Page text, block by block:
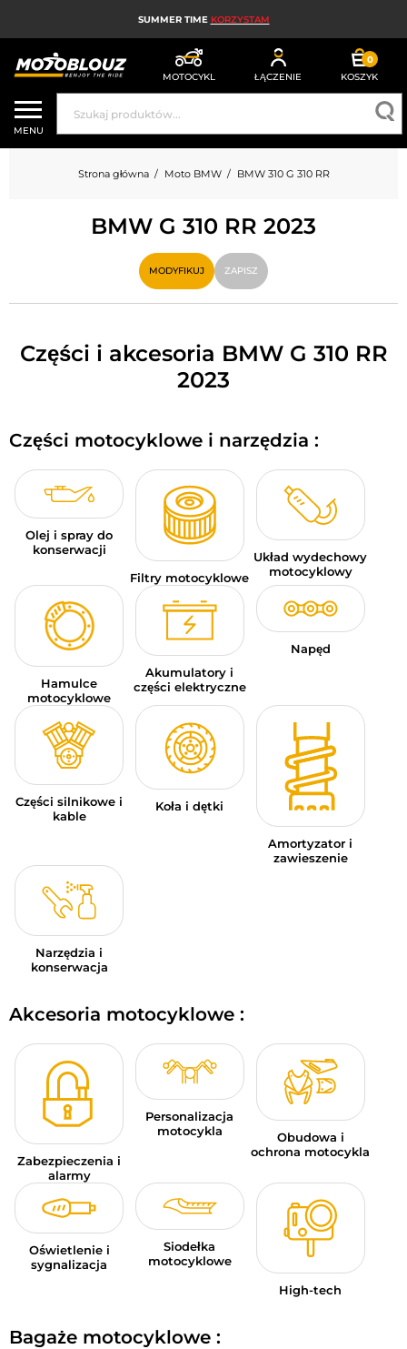
SUMMER TIME KORZYSTAM
MOTOCYKL ŁĄCZENIE
0
KOSZYK
KASK MOTOCYKLOWY
ODZIEŻ MOTOCYKLOWA DLA MĘŻCZYZN
UBRANIA MOTOCYKLOWE DAMSKIE
MX; ENDURO I TRIAL
HIGH-TECH MOTOCYKLOWY
PODUSZKA POWIETRZNA MOTOCYKLOWA
CZĘŚCI MOTOCYKLOWE I NARZĘDZIA
AKCESORIA MOTOCYKLOWE
OKAZJE I PROMOCJE
KARTY PODARUNKOWE
PL | EUR € — MODYFIKUJ
MARKI
PORADY
SKONTAKTUJ SIĘ Z NAMI
MENU
Strona główna Moto BMW BMW 310 G 310 RR
BMW G 310 RR 2023
MODYFIKUJ ZAPISZ
Części i akcesoria BMW G 310 RR
2023
Części motocyklowe i narzędzia :
Olej i spray do
konserwacji
Filtry motocyklowe
Układ wydechowy
motocyklowy
Hamulce
motocyklowe
Akumulatory i
części elektryczne
Napęd
Części silnikowe i
kable
Koła i dętki
Amortyzator i
zawieszenie
Narzędzia i
konserwacja
Akcesoria motocyklowe :
Zabezpieczenia i
alarmy
Personalizacja
motocykla
Obudowa i
ochrona motocykla
Oświetlenie i
sygnalizacja
Siodełka
motocyklowe
High-tech
Bagaże motocyklowe :